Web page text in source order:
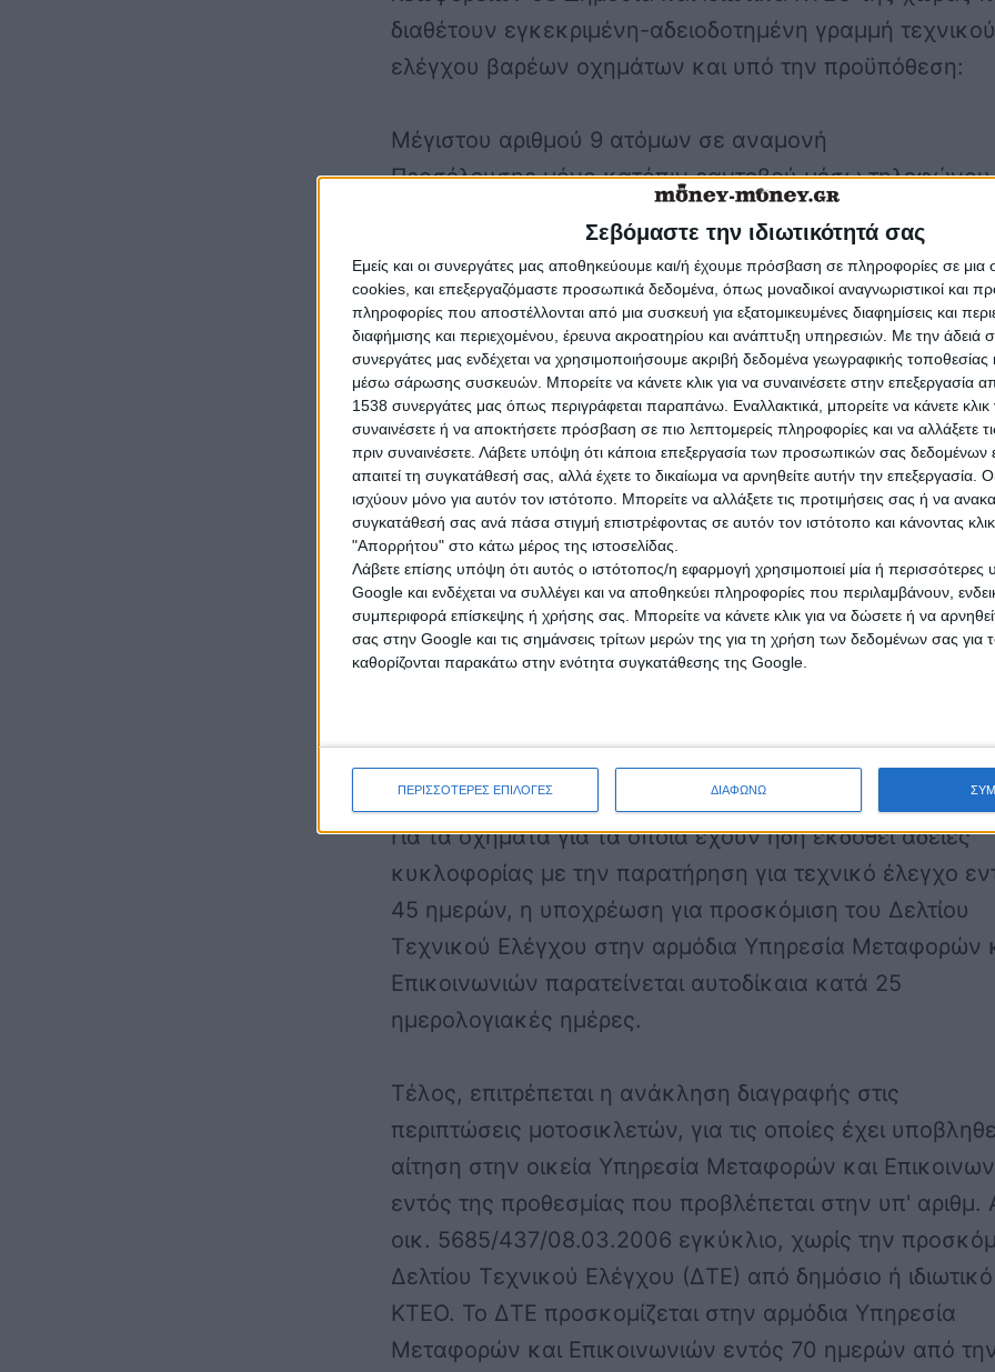
Σεβόμαστε την ιδιωτικότητά σας
Εμείς και οι συνεργάτες μας αποθηκεύουμε και/ή έχουμε πρόσβαση σε πληροφορίες σε
cookies, και επεξεργαζόμαστε προσωπικά δεδομένα, όπως μοναδικοί αναγνωριστικοί και
πληροφορίες που αποστέλλονται από μια συσκευή για εξατομικευμένες διαφημίσεις και
διαφήμισης και περιεχομένου, έρευνα ακροατηρίου και ανάπτυξη υπηρεσιών. Με την άδειά
συνεργάτες μας ενδέχεται να χρησιμοποιήσουμε ακριβή δεδομένα γεωγραφικής τοποθεσίας
μέσω σάρωσης συσκευών. Μπορείτε να κάνετε κλικ για να συναινέσετε στην επεξεργασία
1538 συνεργάτες μας όπως περιγράφεται παραπάνω. Εναλλακτικά, μπορείτε να κάνετε κλικ
συναινέσετε ή να αποκτήσετε πρόσβαση σε πιο λεπτομερείς πληροφορίες και να αλλάξετε
πριν συναινέσετε. Λάβετε υπόψη ότι κάποια επεξεργασία των προσωπικών σας δεδομένων
απαιτεί τη συγκατάθεσή σας, αλλά έχετε το δικαίωμα να αρνηθείτε αυτήν την επεξεργασία.
ισχύουν μόνο για αυτόν τον ιστότοπο. Μπορείτε να αλλάξετε τις προτιμήσεις σας ή να
συγκατάθεσή σας ανά πάσα στιγμή επιστρέφοντας σε αυτόν τον ιστότοπο και κάνοντας
"Απορρήτου" στο κάτω μέρος της ιστοσελίδας.
Λάβετε επίσης υπόψη ότι αυτός ο ιστότοπος/η εφαρμογή χρησιμοποιεί μία ή περισσότερες
Google και ενδέχεται να συλλέγει και να αποθηκεύει πληροφορίες που περιλαμβάνουν,
συμπεριφορά επίσκεψης ή χρήσης σας. Μπορείτε να κάνετε κλικ για να δώσετε ή να
σας στην Google και τις σημάνσεις τρίτων μερών της για τη χρήση των δεδομένων σας
καθορίζονται παρακάτω στην ενότητα συγκατάθεσης της Google.
ΠΕΡΙΣΣΟΤΕΡΕΣ ΕΠΙΛΟΓΕΣ ΔΙΑΦΩΝΩ
διαθέτουν εγκεκριμένη-αδειοδοτημένη γραμμή τεχνικού
ελέγχου βαρέων οχημάτων και υπό την προϋπόθεση:
Μέγιστου αριθμού 9 ατόμων σε αναμονή
Προσέλευσης μόνο κατόπιν ραντεβού μέσω τηλεφώνου
καταλόγου στα ελεγκτικά όργανα και
Ωράριο λειτουργίας έως τις 20:30 μ.μ.
Η παράταση των 45 ημερολογιακών ημερών που έχει
με τις (β), (γ) και (δ) σχετικές εγκυκλίους επεκτείνεται
κατά 25 ημερολογιακές ημέρες. Επίσης, όπου στις
ανωτέρω εγκυκλίους αναφέρεται ως καταληκτική
ημερομηνία η Δευτέρα 30-11-2020, αυτή μετατίθεται τη
Δευτέρα 7-12-2020.
Οχήματα για τα οποία προκύπτει ότι συντρέχουν λόγοι
ανωτέρας βίας εντός του χρονικού διαστήματος από
τέλους) έως και τις 29 Ιανουαρίου 2021.
Για τα οχήματα για τα οποία έχουν ήδη εκδοθεί άδειες
κυκλοφορίας με την παρατήρηση για τεχνικό έλεγχο
45 ημερών, η υποχρέωση για προσκόμιση του Δελτίου
Τεχνικού Ελέγχου στην αρμόδια Υπηρεσία Μεταφορών
Επικοινωνιών παρατείνεται αυτοδίκαια κατά 25
ημερολογιακές ημέρες.
Τέλος, επιτρέπεται η ανάκληση διαγραφής στις
περιπτώσεις μοτοσικλετών, για τις οποίες έχει
αίτηση στην οικεία Υπηρεσία Μεταφορών και
εντός της προθεσμίας που προβλέπεται στην υπ' αριθμ.
οικ. 5685/437/08.03.2006 εγκύκλιο, χωρίς την
Δελτίου Τεχνικού Ελέγχου (ΔΤΕ) από δημόσιο ή ιδιωτικό
ΚΤΕΟ. Το ΔΤΕ προσκομίζεται στην αρμόδια Υπηρεσία
Μεταφορών και Επικοινωνιών εντός 70 ημερών από την